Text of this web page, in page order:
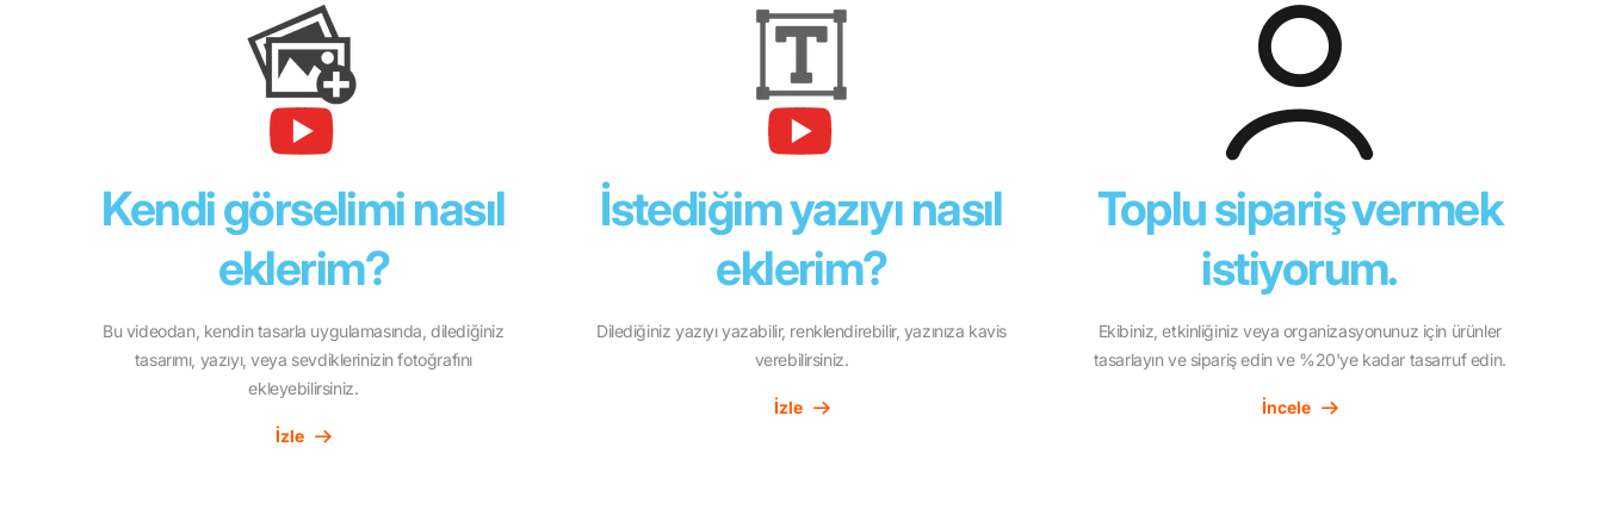
Kendi görselimi nasıl
eklerim?
Bu videodan, kendin tasarla uygulamasında, dilediğiniz
tasarımı, yazıyı, veya sevdiklerinizin fotoğrafını
ekleyebilirsiniz.
İzle
İstediğim yazıyı nasıl
eklerim?
Dilediğiniz yazıyı yazabilir, renklendirebilir, yazınıza kavis
verebilirsiniz.
İzle
Toplu sipariş vermek
istiyorum.
Ekibiniz, etkinliğiniz veya organizasyonunuz için ürünler
tasarlayın ve sipariş edin ve %20'ye kadar tasarruf edin.
İncele